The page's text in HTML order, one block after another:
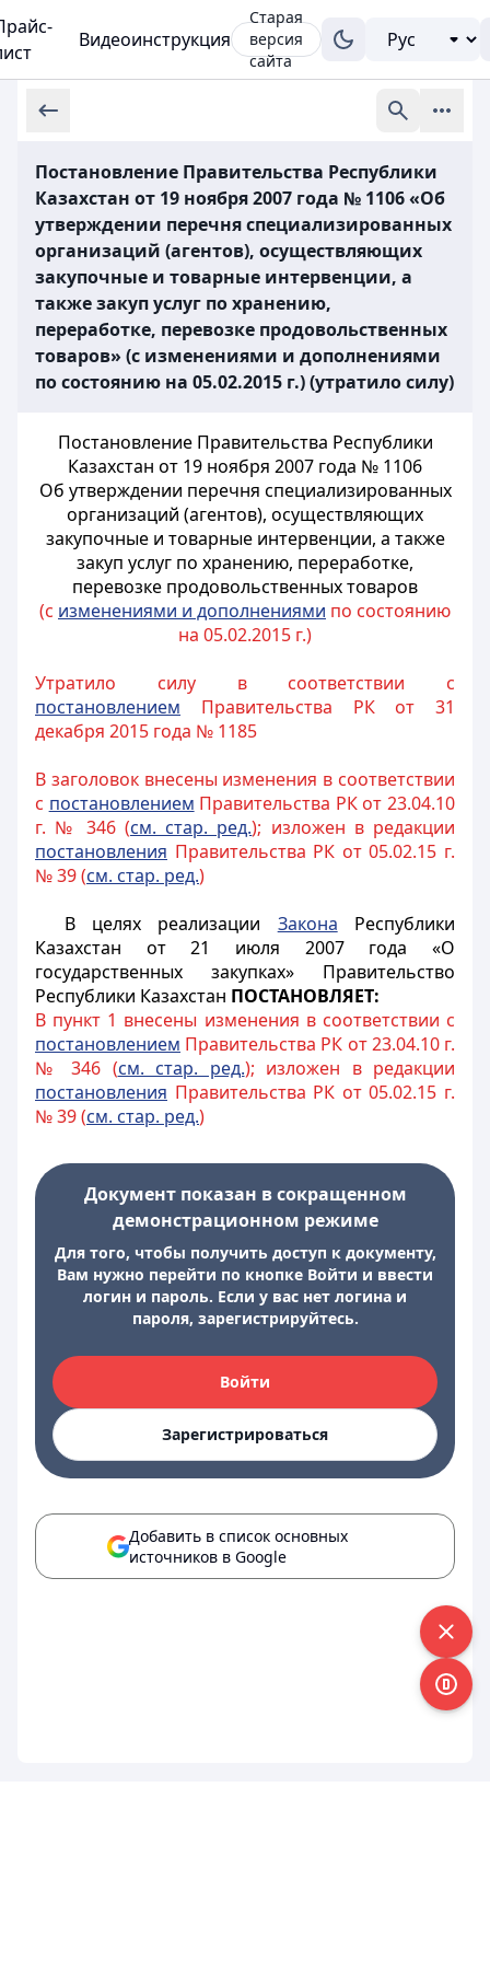
Видеоинструкция
Старая
версия
сайта
Постановление Правительства Республики
Казахстан от 19 ноября 2007 года № 1106 «Об
утверждении перечня специализированных
организаций (агентов), осуществляющих
закупочные и товарные интервенции, а
также закуп услуг по хранению,
переработке, перевозке продовольственных
товаров» (с изменениями и дополнениями
по состоянию на 05.02.2015 г.) (утратило силу)
Постановление Правительства Республики
Казахстан от 19 ноября 2007 года № 1106
Об утверждении перечня специализированных
организаций (агентов), осуществляющих
закупочные и товарные интервенции, а также
закуп услуг по хранению, переработке,
перевозке продовольственных товаров
(с изменениями и дополнениями по состоянию
на 05.02.2015 г.)
Утратило силу в соответствии с
постановлением Правительства РК от 31
декабря 2015 года № 1185
В заголовок внесены изменения в соответствии
с постановлением Правительства РК от 23.04.10
г. № 346 (см. стар. ред.); изложен в редакции
постановления Правительства РК от 05.02.15 г.
№ 39 (см. стар. ред.)
В целях реализации Закона Республики
Казахстан от 21 июля 2007 года «О
государственных закупках» Правительство
Республики Казахстан ПОСТАНОВЛЯЕТ:
В пункт 1 внесены изменения в соответствии с
постановлением Правительства РК от 23.04.10 г.
№ 346 (см. стар. ред.); изложен в редакции
постановления Правительства РК от 05.02.15 г.
№ 39 (см. стар. ред.)
Документ показан в сокращенном
демонстрационном режиме
Для того, чтобы получить доступ к документу,
Вам нужно перейти по кнопке Войти и ввести
логин и пароль. Если у вас нет логина и
пароля, зарегистрируйтесь.
Войти
Зарегистрироваться
Добавить в список основных
источников в Google